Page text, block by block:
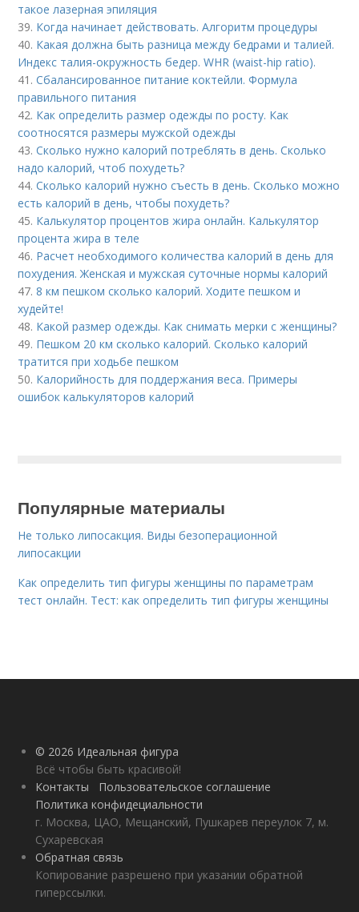
такое лазерная эпиляция
39. Когда начинает действовать. Алгоритм процедуры
40. Какая должна быть разница между бедрами и талией.
Индекс талия-окружность бедер. WHR (waist-hip ratio).
41.Сбалансированное питание коктейли. Формула
правильного питания
42. Как определить размер одежды по росту. Как
соотносятся размеры мужской одежды
43.Сколько нужно калорий потреблять в день. Сколько
надо калорий, чтоб похудеть?
44.Сколько калорий нужно съесть в день. Сколько можно
есть калорий в день, чтобы похудеть?
45. Калькулятор процентов жира онлайн. Калькулятор
процента жира в теле
46. Расчет необходимого количества калорий в день для
похудения. Женская и мужская суточные нормы калорий
47.8 км пешком сколько калорий. Ходите пешком и
худейте!
48. Какой размер одежды. Как снимать мерки с женщины?
49. Пешком 20 км сколько калорий. Сколько калорий
тратится при ходьбе пешком
50. Калорийность для поддержания веса. Примеры
ошибок калькуляторов калорий
Популярные материалы
Не только липосакция. Виды безоперационной
липосакции
Как определить тип фигуры женщины по параметрам
тест онлайн. Тест: как определить тип фигуры женщины
© 2026 Идеальная фигура
Всё чтобы быть красивой!
Контакты
Пользовательское соглашение
Политика конфидециальности
г. Москва, ЦАО, Мещанский, Пушкарев переулок 7, м.
Сухаревская
Обратная связь
Копирование разрешено при указании обратной
гиперссылки.